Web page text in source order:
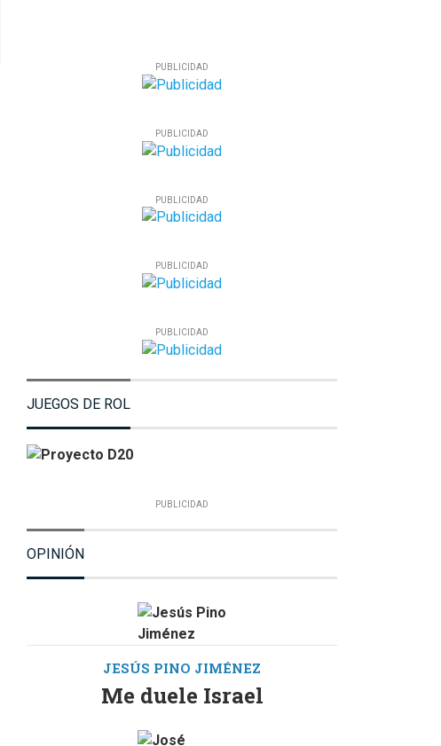
JUEGOS DE ROL
OPINIÓN
JESÚS PINO JIMÉNEZ
Me duele Israel